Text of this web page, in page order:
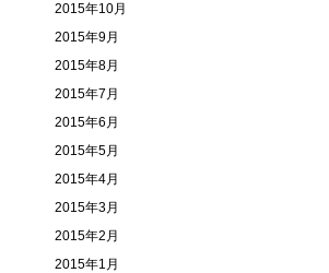
2015年10月
2015年9月
2015年8月
2015年7月
2015年6月
2015年5月
2015年4月
2015年3月
2015年2月
2015年1月